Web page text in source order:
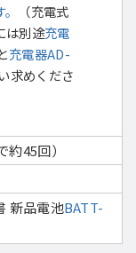
（充電式
は別途充電
充電器AD-
求めくださ
45回）
新品電池BATT-